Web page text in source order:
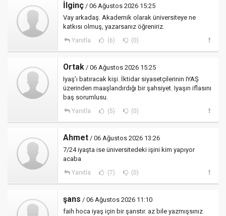
İlginç / 06 Ağustos 2026 15:25
Vay arkadaş. Akademik olarak üniversiteye ne
katkısı olmuş, yazarsanız öğreniriz.
Yanıtla (6) (0)
Ortak / 06 Ağustos 2026 15:25
Iyaş’ı batıracak kişi. İktidar siyasetçilerinin IYAŞ
üzerinden maaşlandırdığı bir şahsiyet. Iyaşın iflasını
baş sorumlusu.
Yanıtla (5) (0)
Ahmet / 06 Ağustos 2026 13:26
7/24 iyaşta ise üniversitedeki işini kim yapıyor
acaba
Yanıtla (7) (0)
şans / 06 Ağustos 2026 11:10
faih hoca iyaş için bir şanstır. az bile yazmışsınız